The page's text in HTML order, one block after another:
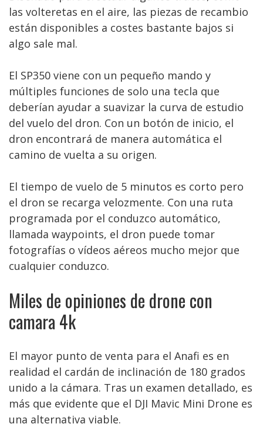
las volteretas en el aire, las piezas de recambio
están disponibles a costes bastante bajos si
algo sale mal.
El SP350 viene con un pequeño mando y
múltiples funciones de solo una tecla que
deberían ayudar a suavizar la curva de estudio
del vuelo del dron. Con un botón de inicio, el
dron encontrará de manera automática el
camino de vuelta a su origen.
El tiempo de vuelo de 5 minutos es corto pero
el dron se recarga velozmente. Con una ruta
programada por el conduzco automático,
llamada waypoints, el dron puede tomar
fotografías o vídeos aéreos mucho mejor que
cualquier conduzco.
Miles de opiniones de drone con
camara 4k
El mayor punto de venta para el Anafi es en
realidad el cardán de inclinación de 180 grados
unido a la cámara. Tras un examen detallado, es
más que evidente que el DJI Mavic Mini Drone es
una alternativa viable.